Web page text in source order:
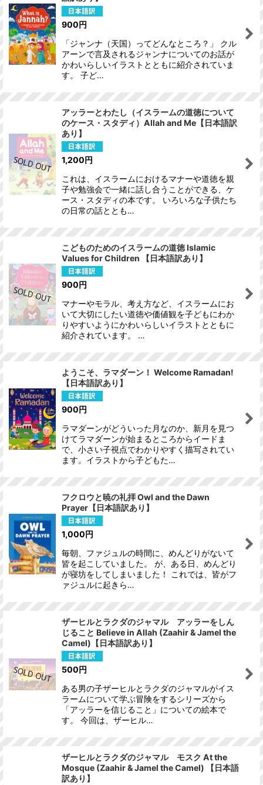
900円
「ジャンナ（天国）ってどんなところ？」 クル
アーンで言及されるジャンナについてのお話が
かわいらしいイラストとともに紹介されていま
す。 子ど…
アッラーとわたし（イスラームの道徳について
のケース・スタディ）Allah and Me【日本語訳
あり】
1,200円
これは、イスラームにおけるマナーや道徳を親
子や勉強会で一緒に話し合うことができる、ケ
ース・スタディの本です。 いろいろな子供たち
の日常の話ととも…
こどものためのイスラームの道徳 Islamic
Values for Children 【日本語訳あり】
900円
マナーやモラル、考え方など、イスラームにお
いて大切にしたい道徳や価値観を子どもにわか
りやすいようにかわいらしいイラストとともに
紹介されています。 …
ようこそ、ラマダーン！ Welcome Ramadan!
【日本語訳あり】
900円
ラマダーンがどういった月なのか、新月を見つ
けてラマダーンが始まるところからイードま
で、小さい子視点でわかりやすく描写されてい
ます。イラストから子どもた…
フクロウと暁の礼拝 Owl and the Dawn
Prayer【日本語訳あり】
1,000円
毎朝、ファジュルの時間に、めんどりがないて
皆を起こしていました。 が、ある日、めんどり
が寝坊をしてしまいました！ これでは、皆がフ
ァジュルに起きら…
ザーヒルとラクダのジャマル アッラーをしん
じること Believe in Allah (Zaahir & Jamel the
Camel)【日本語訳あり】
500円
ある男の子ザーヒルとラクダのジャマルがイス
ラームについて学ぶ冒険をするシリーズから
「アッラーを信じること」についての絵本で
す。 今回は、ザーヒル…
ザーヒルとラクダのジャマル モスク At the
Mosque (Zaahir & Jamel the Camel) 【日本語
訳あり】